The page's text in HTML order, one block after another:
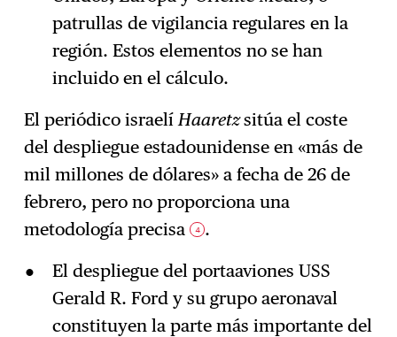
patrullas de vigilancia regulares en la
región. Estos elementos no se han
incluido en el cálculo.
El periódico israelí Haaretzsitúa el coste
del despliegue estadounidense en «más de
mil millones de dólares» a fecha de 26 de
febrero, pero no proporciona una
metodología precisa 4 .
El despliegue del portaaviones USS
Gerald R. Ford y su grupo aeronaval
constituyen la parte más importante del